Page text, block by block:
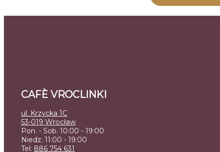
CAFÈ VROCLINKI
ul. Krzycka 1C
53-019 Wrocław
Pon. - Sob. 10:00 - 19:00
Niedz. 11:00 - 19:00
Tel: 886 754 631